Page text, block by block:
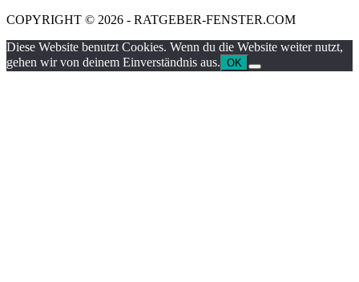
COPYRIGHT © 2026 - RATGEBER-FENSTER.COM
Diese Website benutzt Cookies. Wenn du die Website weiter nutzt,
gehen wir von deinem Einverständnis aus. OK